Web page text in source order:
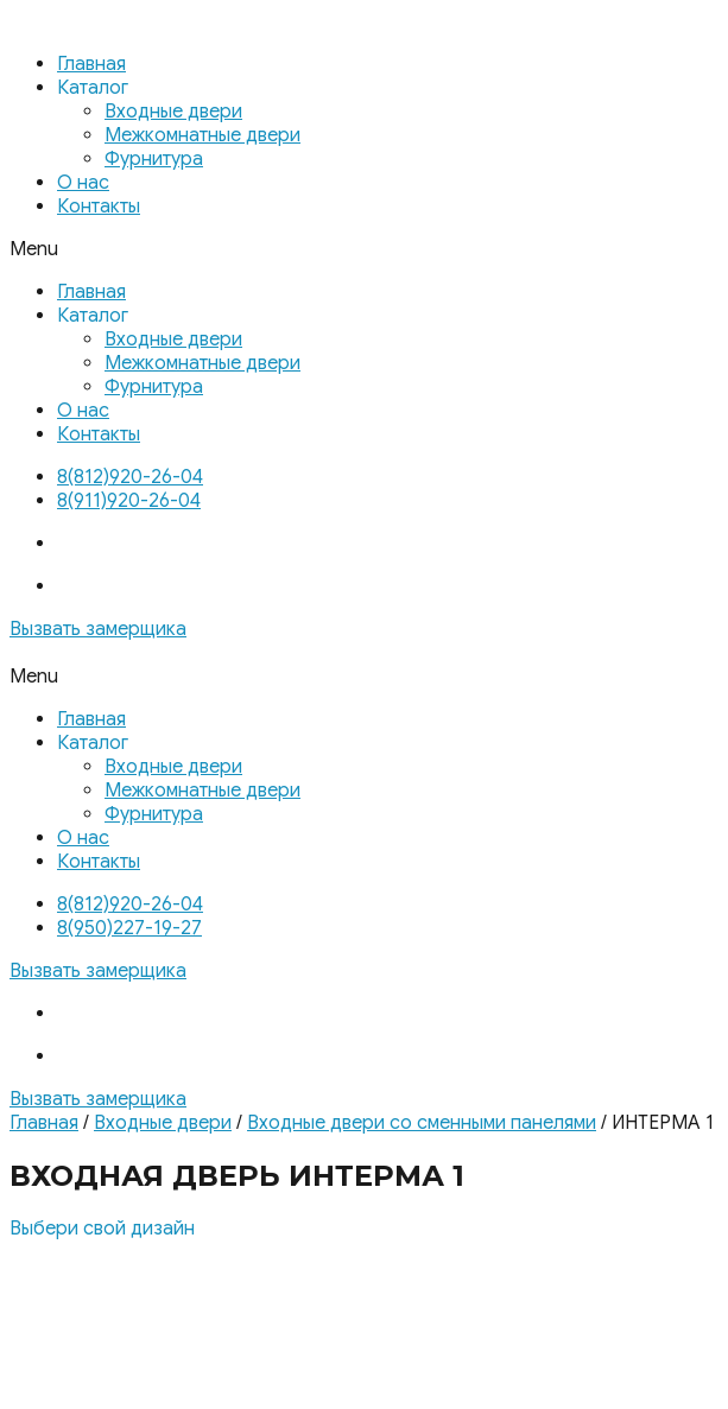
Главная
Каталог
Входные двери
Межкомнатные двери
Фурнитура
О нас
Контакты
Menu
Главная
Каталог
Входные двери
Межкомнатные двери
Фурнитура
О нас
Контакты
8(812)920-26-04
8(911)920-26-04
Вызвать замерщика
Menu
Главная
Каталог
Входные двери
Межкомнатные двери
Фурнитура
О нас
Контакты
8(812)920-26-04
8(950)227-19-27
Вызвать замерщика
Вызвать замерщика
Главная / Входные двери / Входные двери со сменными панелями / ИНТЕРМА 1
ВХОДНАЯ ДВЕРЬ ИНТЕРМА 1
Выбери свой дизайн